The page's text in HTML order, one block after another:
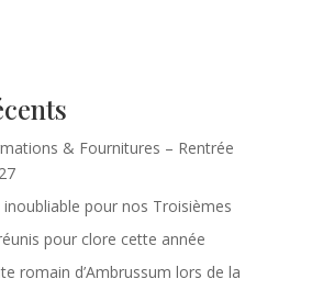
& Fournitures – Rentrée
pour nos Troisièmes
pour clore cette année
romain d’Ambrussum lors de la